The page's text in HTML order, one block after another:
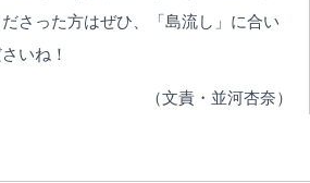
さった方はぜひ、「島流し」に合い
いね！
（文責・並河杏奈）